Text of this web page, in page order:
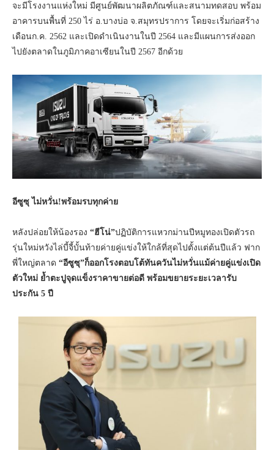
จะมีโรงงานแห่งใหม่ มีศูนย์พัฒนาผลิตภัณฑ์และสนามทดสอบ พร้อม
อาคารบนพื้นที่ 250 ไร่ อ.บางบ่อ จ.สมุทรปราการ โดยจะเริ่มก่อสร้าง
เดือนก.ค. 2562 และเปิดดำเนินงานในปี 2564 และมีแผนการส่งออก
ไปยังตลาดในภูมิภาคอาเซียนในปี 2567 อีกด้วย
อีซูซุ ไม่หวั่น!พร้อมรบทุกค่าย
หลังปล่อยให้น้องรอง “ฮีโน่”ปฏิบัติการแหวกม่านปีหมูทองเปิดตัวรถ
รุ่นใหม่หวังไล่บี้จี้บั้นท้ายค่ายคู่แข่งให้ใกล้ที่สุดไปตั้งแต่ต้นปีแล้ว ฟาก
พี่ใหญ่ตลาด “อีซูซุ”ก็ออกโรงตอบโต้ทันควันไม่หวั่นแม้ค่ายคู่แข่งเปิด
ตัวใหม่ ย้ำตะปูจุดแข็งราคาขายต่อดี พร้อมขยายระยะเวลารับ
ประกัน 5 ปี